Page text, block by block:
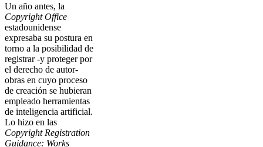
Un año antes, la
Copyright Office
estadounidense
expresaba su postura en
torno a la posibilidad de
registrar -y proteger por
el derecho de autor-
obras en cuyo proceso
de creación se hubieran
empleado herramientas
de inteligencia artificial.
Lo hizo en las
Copyright Registration
Guidance: Works